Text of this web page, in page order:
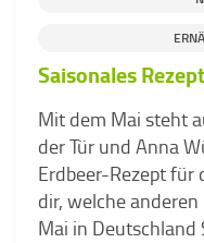
Saisonales
Mit dem Mai steht
der Tür und Anna
Erdbeer-Rezept für
dir, welche
Mai in Deutschland